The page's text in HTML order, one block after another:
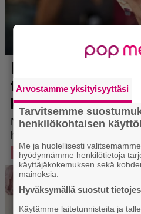
Arvostamme yksityisyyttäsi
Tarvitsemme
henkilökohtaisen
Me ja huolellisesti
hyödynnämme henkilötietoja
käyttäjäkokemuksen sekä
mainoksia.
Hyväksymällä suostut
Käytämme laitetunnisteita ja